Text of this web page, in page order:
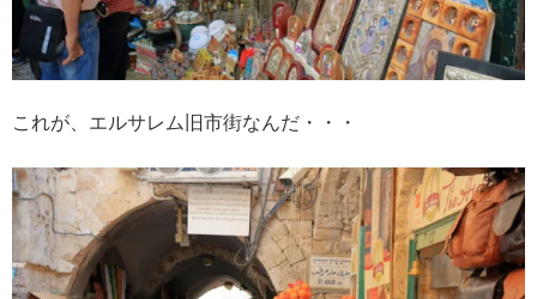
これが、エルサレム旧市街なんだ・・・